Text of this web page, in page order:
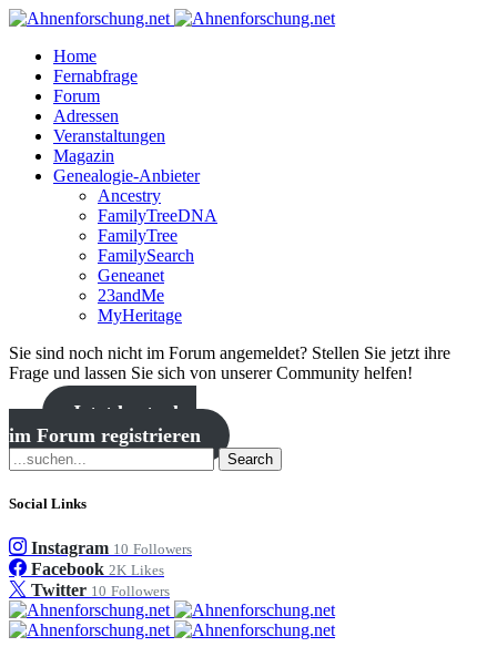
Home
Fernabfrage
Forum
Adressen
Veranstaltungen
Magazin
Genealogie-Anbieter
Ancestry
FamilyTreeDNA
FamilyTree
FamilySearch
Geneanet
23andMe
MyHeritage
Sie sind noch nicht im Forum angemeldet? Stellen Sie jetzt ihre
Frage und lassen Sie sich von unserer Community helfen!
Jetzt kostenlos
im Forum registrieren
Search
Social Links
Instagram 10 Followers
Facebook 2K Likes
Twitter 10 Followers